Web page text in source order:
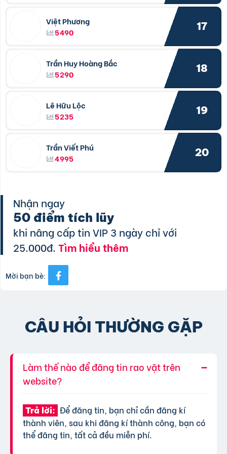
Việt Phương
5490
17
Trần Huy Hoàng Bắc
5290
18
Lê Hữu Lộc
5235
19
Trần Viết Phú
4995
20
Nhận ngay
50 điểm tích lũy
khi nâng cấp tin VIP 3 ngày chỉ với
25.000đ.Tìm hiểu thêm
Mời bạn bè:
CÂU HỎI THƯỜNG GẶP
Làm thế nào để đăng tin rao vặt trên
website?
Trả lời: Để đăng tin, bạn chỉ cần đăng kí
thành viên, sau khi đăng kí thành công, bạn có
thể đăng tin, tất cả đều miễn phí.